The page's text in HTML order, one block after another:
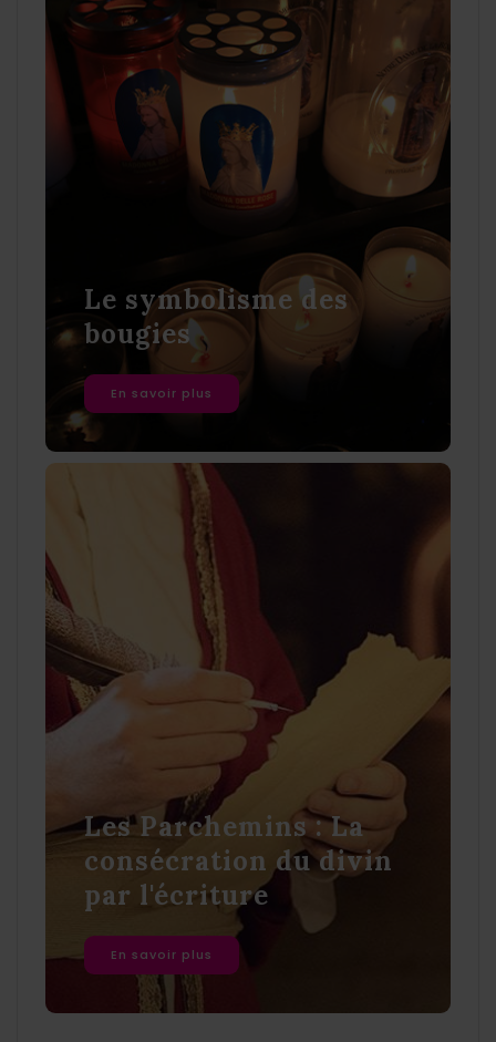
Le symbolisme des
bougies
En savoir plus
Les Parchemins : La
consécration du divin
par l'écriture
En savoir plus